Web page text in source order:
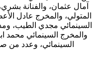
آمال عثمان، والفنانة
المتولي، والمخرج عادل
السينمائي مجدي الطيب،
والمخرج السينمائي محمد
السينمائي، وعدد من